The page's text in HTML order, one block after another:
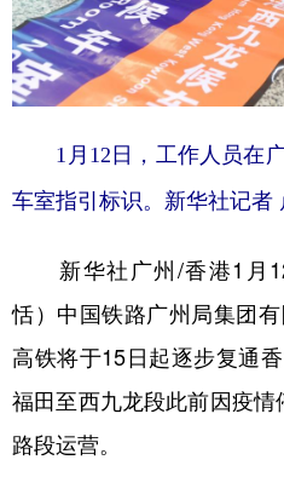
食品 人居
学术中国 乡村振兴
城市 旅游
彩票 娱乐
公益 一带一路
文化产业
地方频道
北京 天津
辽宁
1月12日，工作人员在广
车室指引标识。 新华社记者
新华社广州/香港1月
恬）中国铁路广州局集团
高铁将于15日起逐步复通
福田至西九龙段此前因疫
路段运营。